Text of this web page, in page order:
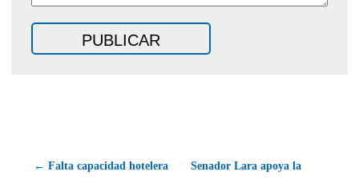
← Falta capacidad hotelera
Senador Lara apoya la